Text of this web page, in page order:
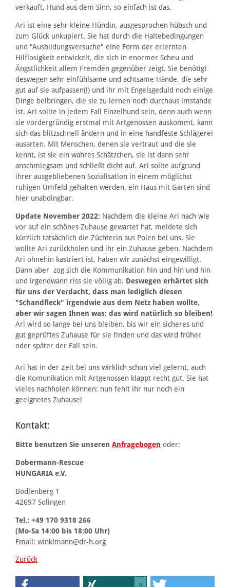
verkauft, Hund aus dem Sinn, so einfach ist das.
Ari ist eine sehr kleine Hündin, ausgesprochen hübsch und
zum Glück unkupiert. Sie hat durch die Haltebedingungen
und "Ausbildungsversuche" eine Form der erlernten
Hilflosigkeit entwickelt, die sich in enormer Scheu und
Ängstlichkeit allem Fremden gegenüber zeigt. Sie benötigt
deswegen sehr einfühlsame und achtsame Hände, die sehr
gut auf sie aufpassen(!) und ihr mit Engelsgeduld noch einige
Dinge beibringen, die sie zu lernen noch durchaus imstande
ist. Ari sollte in jedem Fall Einzelhund sein, denn auch wenn
sie vordergründig erstmal mit Artgenossen auskommt, kann
sich das blitzschnell ändern und in eine handfeste Schlägerei
ausarten. Mit Menschen, denen sie vertraut und die sie
kennt, ist sie ein wahres Schätzchen, sie ist dann sehr
anschmiegsam und schließt dicht auf. Ari sollte aufgrund
ihrer ausgebliebenen Sozialisation in einem möglichst
ruhigen Umfeld gehalten werden, ein Haus mit Garten sind
hier unabdingbar.
Update November 2022: Nachdem die kleine Ari nach wie
vor auf ein schönes Zuhause gewartet hat, meldete sich
kürzlich tatsächlich die Züchterin aus Polen bei uns. Sie
wollte Ari zurückholen und ihr ein Zuhause geben. Nachdem
Ari ohnehin kastriert ist, haben wir zunächst eingewilligt.
Dann aber zog sich die Kommunikation hin und hin und hin
und irgendwann riss sie völlig ab. Deswegen erhärtet sich
für uns der Verdacht, dass man lediglich diesen
"Schandfleck" irgendwie aus dem Netz haben wollte,
aber wir sagen Ihnen was: das wird natürlich so bleiben!
Ari wird so lange bei uns bleiben, bis wir ein sicheres und
gut geprüftes Zuhause für sie finden und das wird früher
oder später der Fall sein.
Ari hat in der Zeit bei uns wirklich schon viel gelernt, auch
die Komunikation mit Artgenossen klappt recht gut. Sie hat
vieles nachholen können: nun fehlt ihr nur noch ein
geeignetes Zuhause!
Kontakt:
Bitte benutzen Sie unserenAnfragebogen oder:
Dobermann-Rescue
HUNGARIA e.V.
Bodlenberg 1
42697 Solingen
Tel.: +49 170 9318 266
(Mo-Sa 14:00 bis 18:00 Uhr)
Email: winklmann@dr-h.org
Zurück